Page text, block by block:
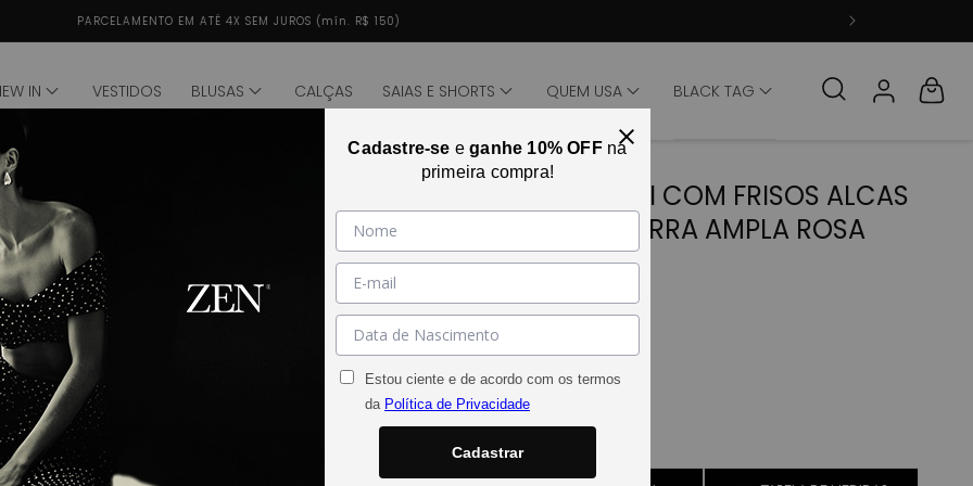
5% DESCONTO - PAGAMENTO VIA PIX
IN VESTIDOS BLUSAS CALÇAS SAIAS E SHORTS QUEM USA BLACK TAG Fazer loginCarrinho
Abrir mídia 2 na janela modal
1/de
1
VESTIDO MIDI COM FRISOS ALCAS
LARGAS E BARRA AMPLA ROSA
CELESTIAL
SKU:33658 | REF:11436
Tamanho
PP
P
M
Cadastre-se eganhe 10% OFFna
primeira compra!
Estou ciente e de acordo com os termos
da Política de Privacidade
Cadastrar